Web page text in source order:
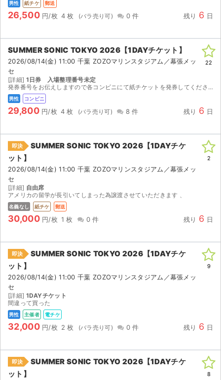
男性 紙チケ 郵送
26,500 円/枚 4 枚 0 件 残り 6 日
SUMMER SONIC TOKYO 2026【1DAYチケット】
2026/08/14(金) 11:00 千葉 ZOZOマリンスタジアム／幕張メッ
セ
[詳細] 1日券 入場整理番号未定
発券番号をお伝えしますので各コンビニにて紙チケットを発券してください。お座席は紙チケットを発券してみないと分かりませんのでご検討宜しくお願い致します。 詳細 出演： 8.14fri-Tokyo...
男性 コンビニ
29,800 円/枚 4 枚 8 件 残り 6 日
22
即決
SUMMER SONIC TOKYO 2026【1DAYチケ
ット】
2026/08/14(金) 11:00 千葉 ZOZOマリンスタジアム／幕張メッ
セ
[詳細] 自由席
アメリカの留学が長引いてしまった為譲渡させていただきます 、
名義なし 紙チケ 郵送
30,000 円/枚 1 枚 0 件 残り 6 日
2
即決
SUMMER SONIC TOKYO 2026【1DAYチケ
ット】
2026/08/14(金) 11:00 千葉 ZOZOマリンスタジアム／幕張メッ
セ
[詳細] 1DAYチケット
間違って買った
男性 主催者 電チケ
32,000 円/枚 2 枚 0 件 残り 6 日
9
即決
SUMMER SONIC TOKYO 2026【1DAYチケ
ット】
8